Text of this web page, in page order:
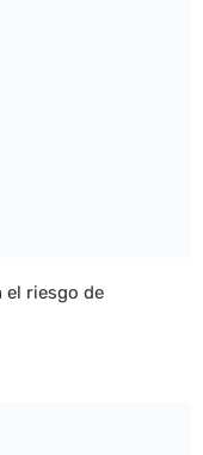
el riesgo de